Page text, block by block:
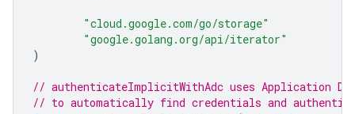
"cloud.google.com/go/storage"
"google.golang.org/api/iterator"
)
// authenticateImplicitWithAdc uses Application
// to automatically find credentials and